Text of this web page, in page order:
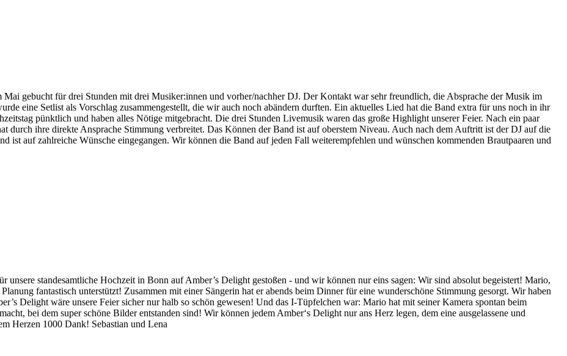
gebucht für drei Stunden mit drei Musiker:innen und vorher/nachher DJ. Der Kontakt war sehr freundlich, die Absprache der Musik im
eine Setlist als Vorschlag zusammengestellt, die wir auch noch abändern durften. Ein aktuelles Lied hat die Band extra für uns noch in ihr
pünktlich und haben alles Nötige mitgebracht. Die drei Stunden Livemusik waren das große Highlight unserer Feier. Nach ein paar
durch ihre direkte Ansprache Stimmung verbreitet. Das Können der Band ist auf oberstem Niveau. Auch nach dem Auftritt ist der DJ auf die
ist auf zahlreiche Wünsche eingegangen. Wir können die Band auf jeden Fall weiterempfehlen und wünschen kommenden Brautpaaren und
unsere standesamtliche Hochzeit in Bonn auf Amber’s Delight gestoßen - und wir können nur eins sagen: Wir sind absolut begeistert! Mario,
fantastisch unterstützt! Zusammen mit einer Sängerin hat er abends beim Dinner für eine wunderschöne Stimmung gesorgt. Wir haben
Delight wäre unsere Feier sicher nur halb so schön gewesen! Und das I-Tüpfelchen war: Mario hat mit seiner Kamera spontan beim
bei dem super schöne Bilder entstanden sind! Wir können jedem Amber‘s Delight nur ans Herz legen, dem eine ausgelassene und
Herzen 1000 Dank! Sebastian und Lena